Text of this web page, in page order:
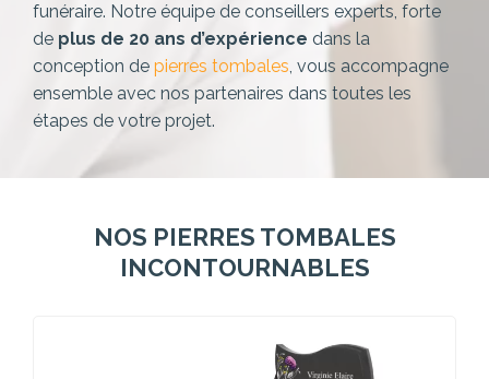
funéraire. Notre équipe de conseillers experts, forte
de plus de 20 ans d’expérience dans la
conception de pierres tombales, vous accompagne
ensemble avec nos partenaires dans toutes les
étapes de votre projet.
NOS PIERRES TOMBALES
INCONTOURNABLES